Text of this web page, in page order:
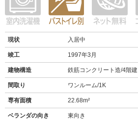
現状 入居中
竣工 1997年3月
建物構造 鉄筋コンクリート造/4階建
間取り ワンルーム/1K
専有面積 22.68m²
ベランダの向き 東向き